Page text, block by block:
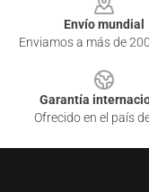
Envío mundial
Enviamos a más de
Garantía
Ofrecido en el país